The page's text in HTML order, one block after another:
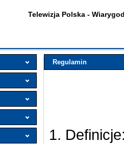
Telewizja Polska -
Regulamin
1.